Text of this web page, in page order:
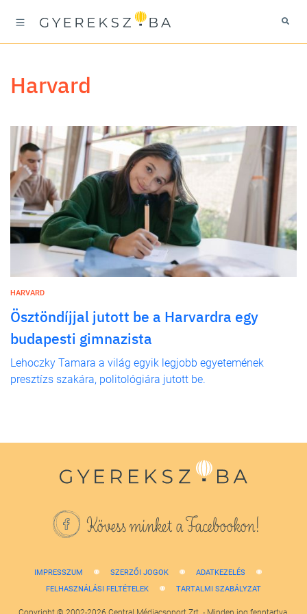
Harvard
HARVARD
Ösztöndíjjal jutott be a Harvardra egy
budapesti gimnazista
Lehoczky Tamara a világ egyik legjobb egyetemének
presztízs szakára, politológiára jutott be.
Kövess minket a Facebookon!
IMPRESSZUM SZERZŐI JOGOK
ADATKEZELÉS
FELHASZNÁLÁSI FELTÉTELEK
TARTALMI SZABÁLYZAT